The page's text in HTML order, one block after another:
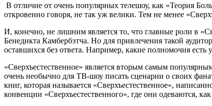
В отличие от очень популярных телешоу, как «Теория
откровенно говоря, не так уж велики. Тем не менее
И, конечно, не лишним является то, что главные роли в
Бенедикта Камбербэтча. Но для привлечения такой
оставшихся без ответа. Например, какие полномочия
«Сверхъестественное» является вторым самым
очень необычно для ТВ-шоу писать сценарии о своих
книг, которая называется «Сверхъестественное»,
конвенции «Сверхъестественного», где они одеваются,